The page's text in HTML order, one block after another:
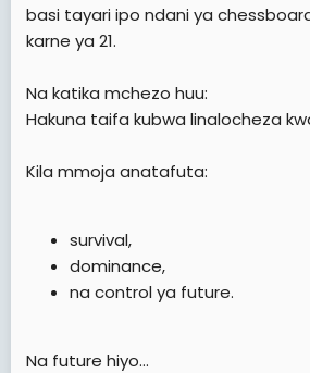
basi tayari ipo ndani ya
karne ya 21.
Na katika mchezo huu:
Hakuna taifa kubwa linalocheza
Kila mmoja anatafuta:
survival,
dominance,
na control ya future.
Na future hiyo…